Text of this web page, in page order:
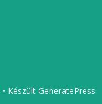
• Készült GeneratePress